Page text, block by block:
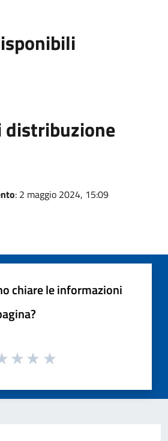
distribuzione
: 2 maggio 2024, 15:09
chiare le informazioni